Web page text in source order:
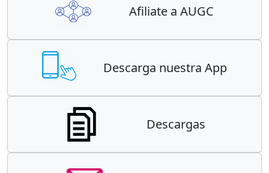
Afiliate a AUGC
Descarga nuestra App
Descargas